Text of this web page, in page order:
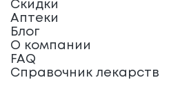
Скидки
Аптеки
Блог
О компании
FAQ
Справочник лекарств